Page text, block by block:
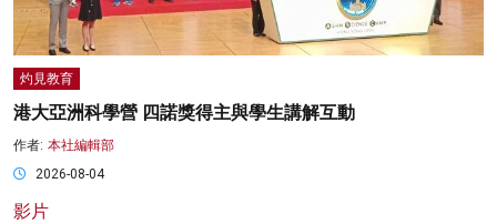
灼見教育
港大亞洲科學營 四諾獎得主與學生講解互動
作者: 本社編輯部
2026-08-04
影片